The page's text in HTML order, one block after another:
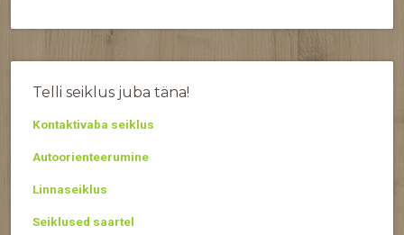
Telli seiklus juba täna!
Kontaktivaba seiklus
Autoorienteerumine
Linnaseiklus
Seiklused saartel